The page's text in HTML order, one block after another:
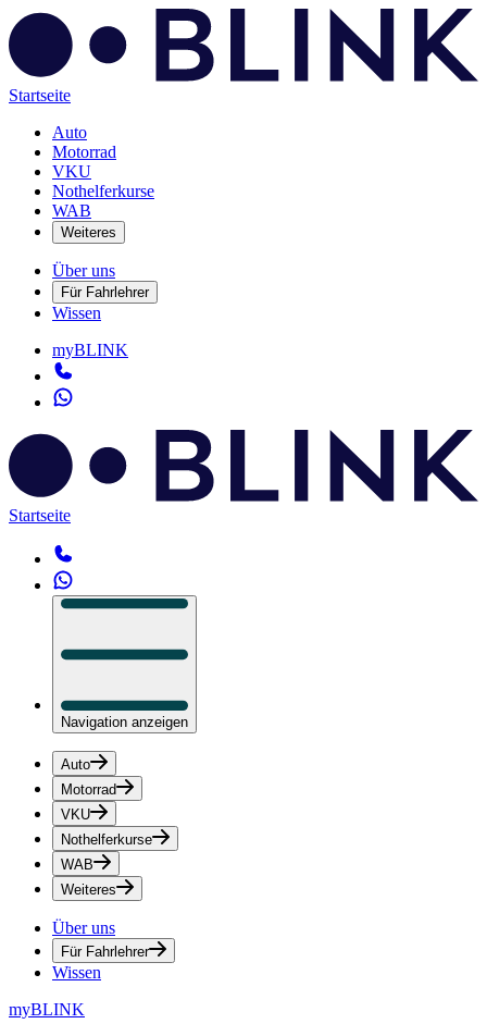
Startseite
Auto
Motorrad
VKU
Nothelferkurse
WAB
Weiteres
Über uns
Für Fahrlehrer
Wissen
myBLINK
Startseite
Navigation anzeigen
Auto
Motorrad
VKU
Nothelferkurse
WAB
Weiteres
Über uns
Für Fahrlehrer
Wissen
myBLINK